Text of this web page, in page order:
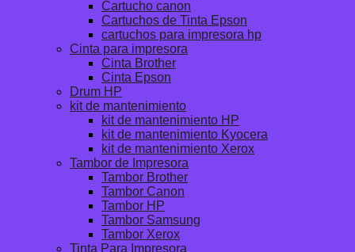
Cartucho canon
Cartuchos de Tinta Epson
cartuchos para impresora hp
Cinta para impresora
Cinta Brother
Cinta Epson
Drum HP
kit de mantenimiento
kit de mantenimiento HP
kit de mantenimiento Kyocera
kit de mantenimiento Xerox
Tambor de Impresora
Tambor Brother
Tambor Canon
Tambor HP
Tambor Samsung
Tambor Xerox
Tinta Para Impresora